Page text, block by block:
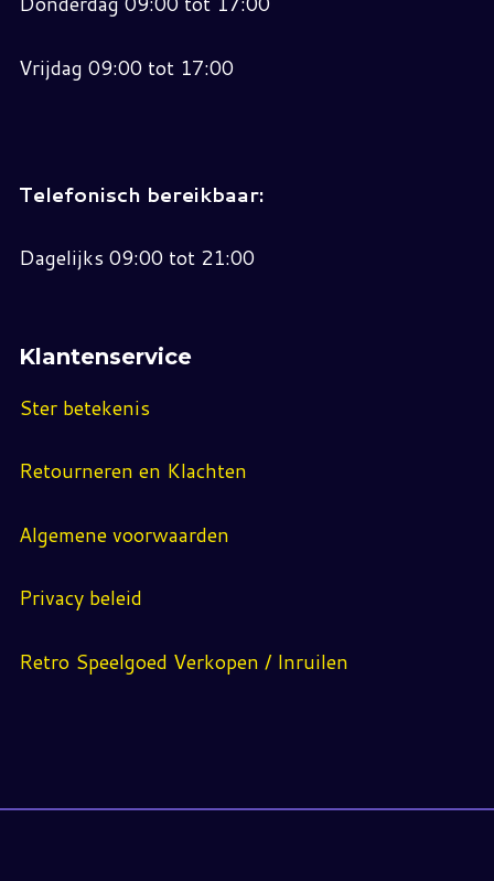
Vrijdag 09:00 tot 17:00
Telefonisch bereikbaar:
Dagelijks 09:00 tot 21:00
Klantenservice
Ster betekenis
Retourneren en Klachten
Algemene voorwaarden
Privacy beleid
Retro Speelgoed Verkopen / Inruilen